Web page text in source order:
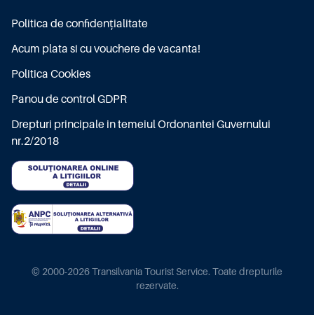
Politica de confidențialitate
Acum plata si cu vouchere de vacanta!
Politica Cookies
Panou de control GDPR
Drepturi principale in temeiul Ordonantei Guvernului
nr.2/2018
© 2000-2026 Transilvania Tourist Service. Toate drepturile
rezervate.